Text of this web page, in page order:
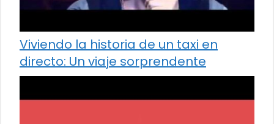
Viviendo la historia de un taxi en
directo: Un viaje sorprendente